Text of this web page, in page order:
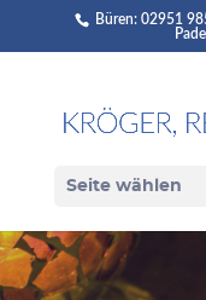
Büren: 02951
Seite wählen